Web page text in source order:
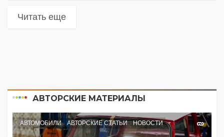
Читать еще
АВТОРСКИЕ МАТЕРИАЛЫ
АВТОМОБИЛИ АВТОРСКИЕ СТАТЬИ НОВОСТИ